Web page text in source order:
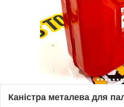
Каністра металева для